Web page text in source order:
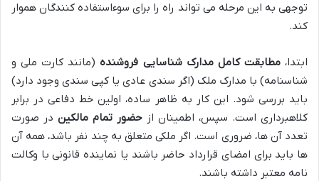
توجهی به این مرحله می تواند راه را برای سوءاستفاده کنندگان هموار
کند.
ابتدا،مطابقت کامل مدارک شناسایی فروشنده(مانند کارت ملی و
شناسنامه) با مدارک ملک (اگر سندی عادی یا کپی سندی وجود دارد)
باید بررسی شود. این کار به ظاهر ساده، اولین خط دفاعی در برابر
کلاهبرداری است. سپس، اطمینان از حضور تمام مالکین در صورت
تعدد آن ها، ضروری است. اگر ملکی متعلق به چند نفر باشد، همه آن
ها باید برای امضای قرارداد حاضر باشند یا نماینده قانونی با وکالت
نامه معتبر داشته باشند.